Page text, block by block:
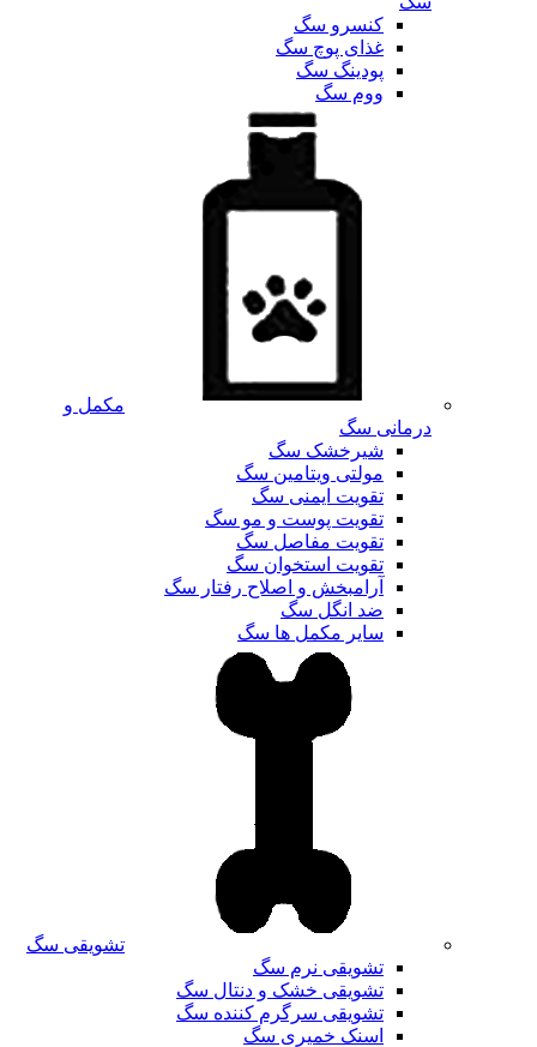
کنسرو سگ
غذای پوچ سگ
پودینگ سگ
ووم سگ
مکمل و
درمانی سگ
شیرخشک سگ
مولتی ویتامین سگ
تقویت ایمنی سگ
تقویت پوست و مو سگ
تقویت مفاصل سگ
تقویت استخوان سگ
آرامبخش و اصلاح رفتار سگ
ضد انگل سگ
سایر مکمل ها سگ
تشویقی سگ
تشویقی نرم سگ
تشویقی خشک و دنتال سگ
تشویقی سرگرم کننده سگ
اسنک خمیری سگ